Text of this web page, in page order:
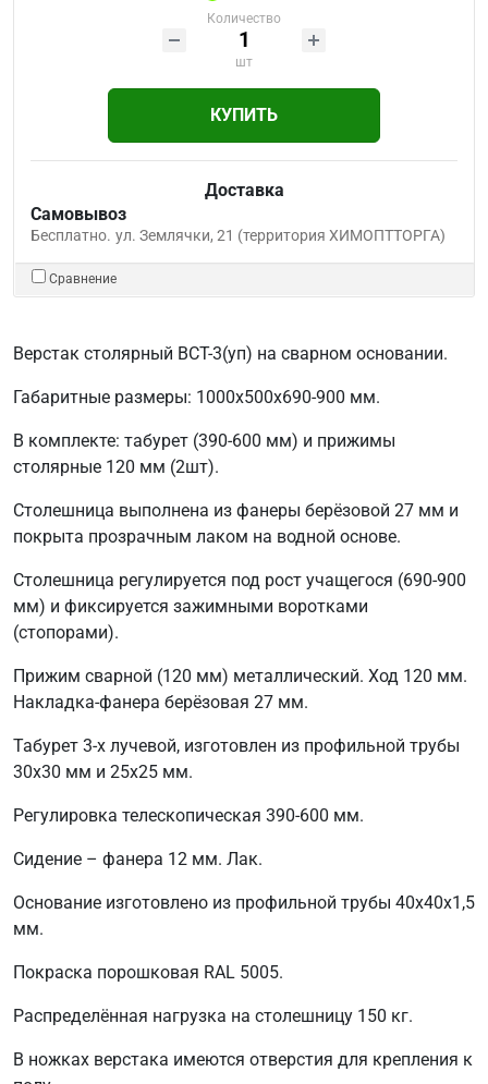
Количество
шт
КУПИТЬ
Доставка
Самовывоз
Бесплатно. ул. Землячки, 21 (территория ХИМОПТТОРГА)
Сравнение
Верстак столярный ВСТ-3(уп) на сварном основании.
Габаритные размеры: 1000х500х690-900 мм.
В комплекте: табурет (390-600 мм) и прижимы
столярные 120 мм (2шт).
Столешница выполнена из фанеры берёзовой 27 мм и
покрыта прозрачным лаком на водной основе.
Столешница регулируется под рост учащегося (690-900
мм) и фиксируется зажимными воротками
(стопорами).
Прижим сварной (120 мм) металлический. Ход 120 мм.
Накладка-фанера берёзовая 27 мм.
Табурет 3-х лучевой, изготовлен из профильной трубы
30х30 мм и 25х25 мм.
Регулировка телескопическая 390-600 мм.
Сидение – фанера 12 мм. Лак.
Основание изготовлено из профильной трубы 40х40х1,5
мм.
Покраска порошковая RAL 5005.
Распределённая нагрузка на столешницу 150 кг.
В ножках верстака имеются отверстия для крепления к